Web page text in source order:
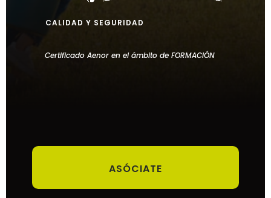
CALIDAD Y SEGURIDAD
Certificado Aenor en el ámbito de FORMACIÓN
ASÓCIATE